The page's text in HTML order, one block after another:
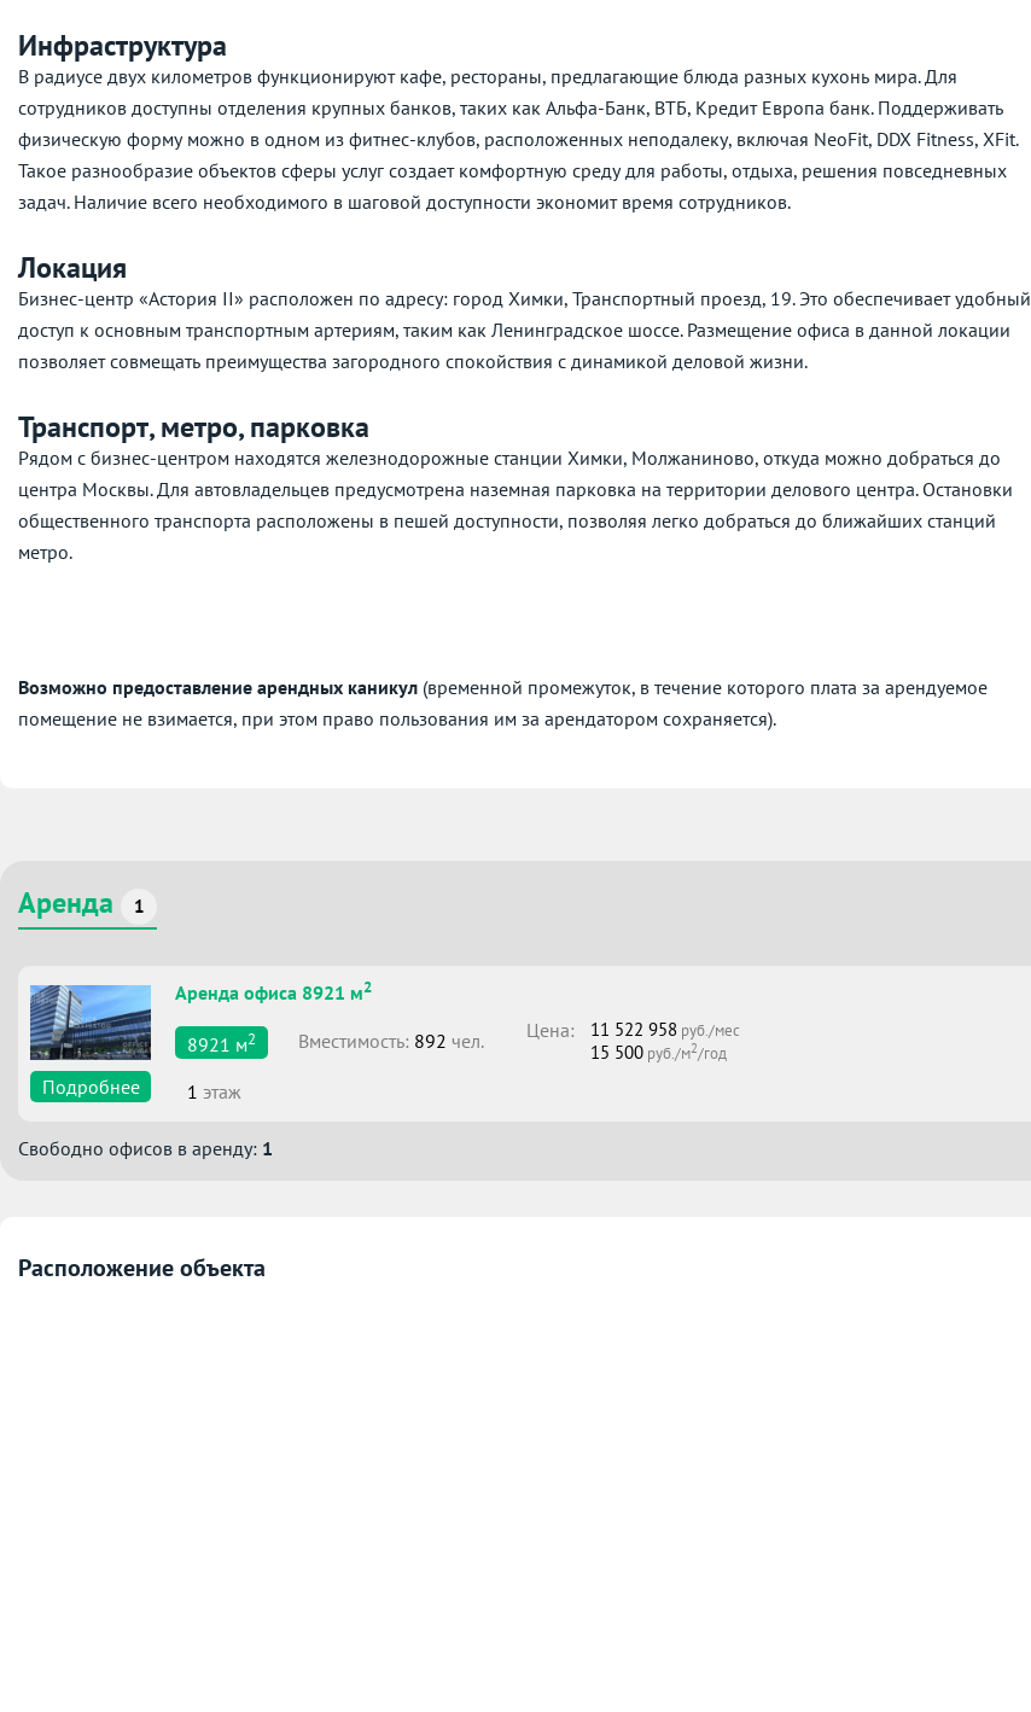
Инфраструктура
В радиусе двух километров функционируют кафе, рестораны, предлагающие блюда разных кухонь мира. Для
сотрудников доступны отделения крупных банков, таких как Альфа-Банк, ВТБ, Кредит Европа банк. Поддерживать
физическую форму можно в одном из фитнес-клубов, расположенных неподалеку, включая NeoFit, DDX Fitness, XFit.
Такое разнообразие объектов сферы услуг создает комфортную среду для работы, отдыха, решения повседневных
задач. Наличие всего необходимого в шаговой доступности экономит время сотрудников.
Локация
Бизнес-центр «Астория II» расположен по адресу: город Химки, Транспортный проезд, 19. Это обеспечивает удобный
доступ к основным транспортным артериям, таким как Ленинградское шоссе. Размещение офиса в данной локации
позволяет совмещать преимущества загородного спокойствия с динамикой деловой жизни.
Транспорт, метро, парковка
Рядом с бизнес-центром находятся железнодорожные станции Химки, Молжаниново, откуда можно добраться до
центра Москвы. Для автовладельцев предусмотрена наземная парковка на территории делового центра. Остановки
общественного транспорта расположены в пешей доступности, позволяя легко добраться до ближайших станций
метро.
Возможно предоставление арендных каникул (временной промежуток, в течение которого плата за арендуемое
помещение не взимается, при этом право пользования им за арендатором сохраняется).
Аренда 1
Подробнее
Аренда офиса 8921 м2
8921 м2 Вместимоcть: 892 чел. Цена: 11 522 958 руб./мес
15 500 руб./м2/год
1 этаж
Свободно офисов в аренду: 1
Расположение объекта